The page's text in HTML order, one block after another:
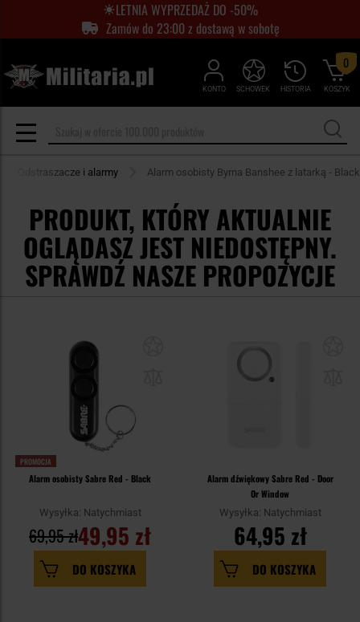
LETNIA WYPRZEDAŻ DO -50%
Zamów do 23:00 z dostawą w sobotę
KONTO HISTORIA
SCHOWEK KOSZYK
0
Odstraszacze i alarmy Alarm osobisty Byrna Banshee z latarką - Black
PRODUKT, KTÓRY AKTUALNIE
OGLĄDASZ JEST NIEDOSTĘPNY.
SPRAWDŹ NASZE PROPOZYCJE
PROMOCJA
Alarm osobisty Sabre Red - Black
Wysyłka: Natychmiast
49,95 zł
69,95 zł
DO KOSZYKA
Alarm dźwiękowy Sabre Red - Door
Or Window
Wysyłka: Natychmiast
64,95 zł
DO KOSZYKA